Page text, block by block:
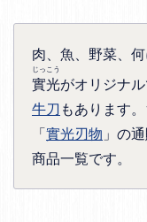
肉、魚、野菜、
實光
じっこう
がオリジナ
牛刀 もあります
「實光刃物 」の
商品一覧です。